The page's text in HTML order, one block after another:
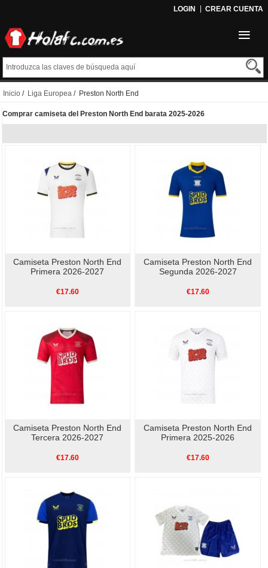
LOGIN CREAR CUENTA
Inicio / Liga Europea / Preston North End
Comprar camiseta del Preston North End barata 2025-2026
Camiseta Preston North End
Primera 2026-2027
€17.60
Camiseta Preston North End
Segunda 2026-2027
€17.60
Camiseta Preston North End
Tercera 2026-2027
€17.60
Camiseta Preston North End
Primera 2025-2026
€17.60